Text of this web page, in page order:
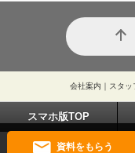
資料をもらう
会社案内 スタッ
スマホ版TOP
東